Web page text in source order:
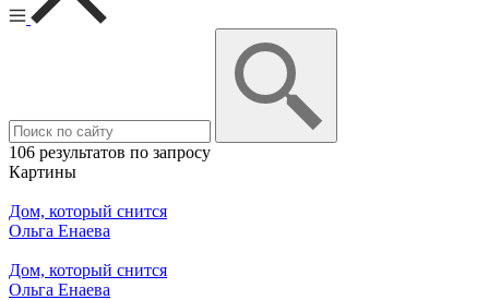
106 результатов по запросу
Картины
Дом, который снится
Ольга Енаева
Дом, который снится
Ольга Енаева